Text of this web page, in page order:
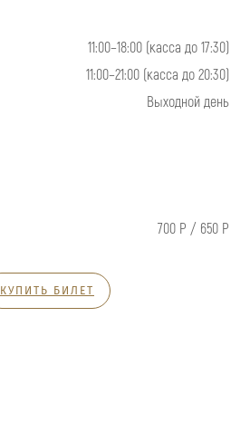
11:00–18:00 (касса до 17:30)
11:00–21:00 (касса до 20:30)
Выходной день
700 Р / 650 Р
КУПИТЬ БИЛЕТ